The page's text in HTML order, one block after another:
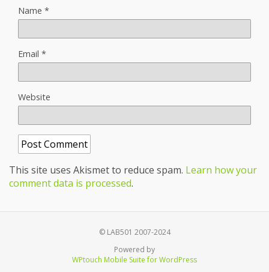
Name *
Email *
Website
This site uses Akismet to reduce spam. Learn how your
comment data is processed.
© LAB501 2007-2024
Powered by
WPtouch Mobile Suite for WordPress